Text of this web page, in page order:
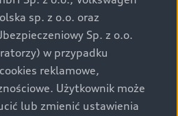
ceny, wyposażenia i
w umowie sprzedaży, a
zawiera
typu pojazdu. Zastrzegamy
Wszelkie informacje
są aktualne na dzień ich
najnowszych
sp. z o.o. oraz
Sp. z o.o.
w przypadku
reklamowe,
Użytkownik może
lub zmienić ustawienia